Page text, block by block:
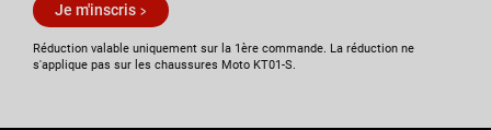
Je m'inscris
Réduction valable uniquement sur la 1ère commande. La réduction ne
s'applique pas sur les chaussures Moto KT01-S.